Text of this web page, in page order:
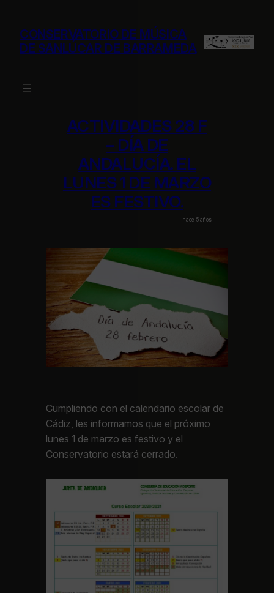
contenido
CONSERVATORIO DE MÚSICA
DE SANLÚCAR DE BARRAMEDA
ACTIVIDADES 28 F
– DÍA DE
ANDALUCÍA. EL
LUNES 1 DE MARZO
ES FESTIVO.
hace 5 años
Cumpliendo con el calendario escolar de
Cádiz, les informamos que el próximo
lunes 1 de marzo es festivo y el
Conservatorio estará cerrado.